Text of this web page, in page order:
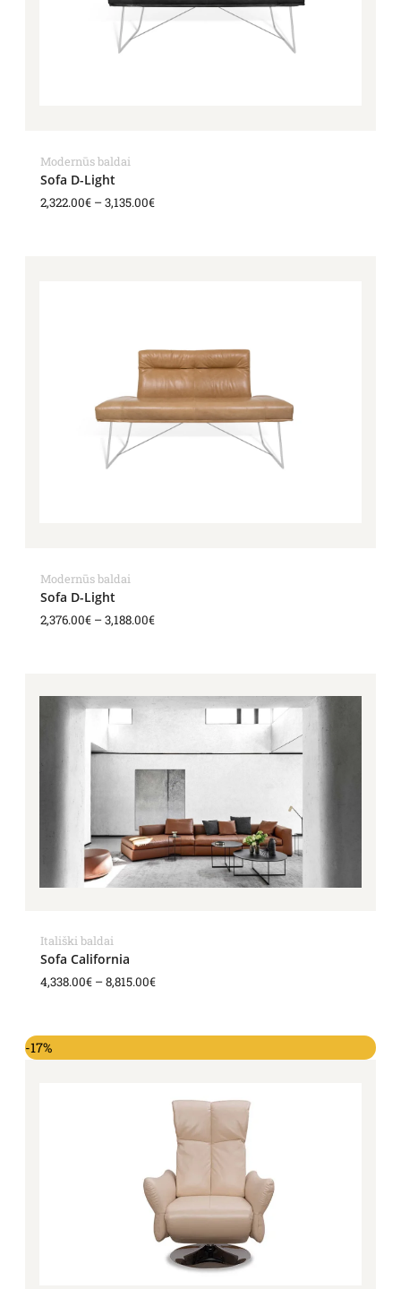
Modernūs baldai
Sofa D-Light
2,322.00€ –3,135.00€
Modernūs baldai
Sofa D-Light
2,376.00€ –3,188.00€
Itališki baldai
Sofa California
4,338.00€ –8,815.00€
range:
4,338.00€
-17%